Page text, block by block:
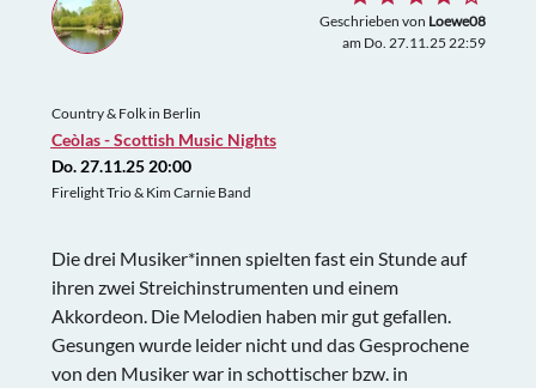
Geschrieben von Loewe08
am Do. 27.11.25 22:59
Country & Folk in Berlin
Ceòlas - Scottish Music Nights
Do. 27.11.25 20:00
Firelight Trio & Kim Carnie Band
Die drei Musiker*innen spielten fast ein Stunde auf
ihren zwei Streichinstrumenten und einem
Akkordeon. Die Melodien haben mir gut gefallen.
Gesungen wurde leider nicht und das Gesprochene
von den Musiker war in schottischer bzw. in